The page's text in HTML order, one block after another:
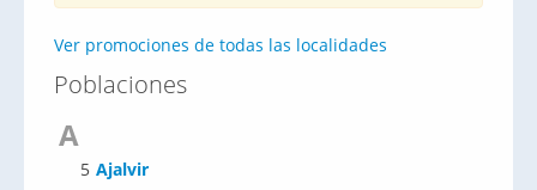
Ver promociones de todas las localidades
Poblaciones
A
5 Ajalvir